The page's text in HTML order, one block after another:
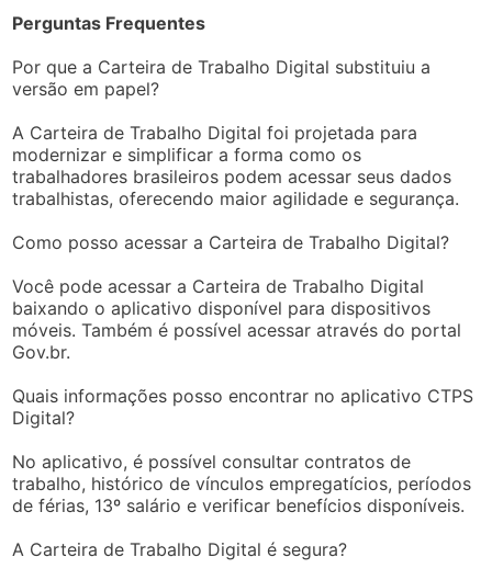
Perguntas Frequentes
Por que a Carteira de Trabalho Digital substituiu a
versão em papel?
A Carteira de Trabalho Digital foi projetada para
modernizar e simplificar a forma como os
trabalhadores brasileiros podem acessar seus dados
trabalhistas, oferecendo maior agilidade e segurança.
Como posso acessar a Carteira de Trabalho Digital?
Você pode acessar a Carteira de Trabalho Digital
baixando o aplicativo disponível para dispositivos
móveis. Também é possível acessar através do portal
Gov.br.
Quais informações posso encontrar no aplicativo CTPS
Digital?
No aplicativo, é possível consultar contratos de
trabalho, histórico de vínculos empregatícios, períodos
de férias, 13º salário e verificar benefícios disponíveis.
A Carteira de Trabalho Digital é segura?